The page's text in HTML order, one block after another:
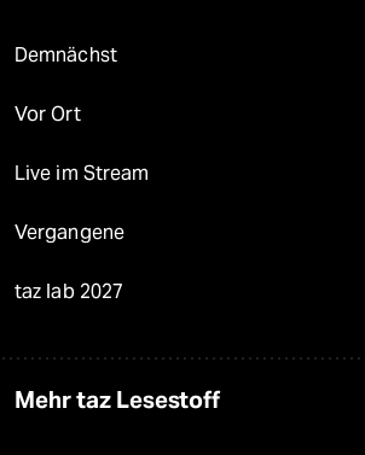
Demnächst
Vor Ort
Live im Stream
Vergangene
taz lab 2027
Mehr taz Lesestoff